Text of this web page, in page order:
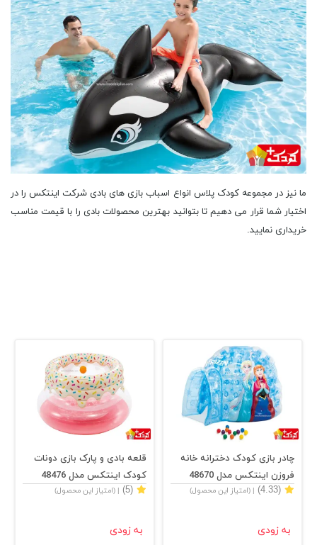
ما نیز در مجموعه کودک پلاس انواع اسباب بازی های بادی شرکت اینتکس را در
اختیار شما قرار می دهیم تا بتوانید بهترین محصولات بادی را با قیمت مناسب
خریداری نمایید.
چادر بازی کودک دخترانه خانه
فروزن اینتکس مدل 48670
(4.33)
| (امتیاز این محصول)
به زودی
قلعه بادی و پارک بازی دونات
کودک اینتکس مدل 48476
(5)
| (امتیاز این محصول)
به زودی